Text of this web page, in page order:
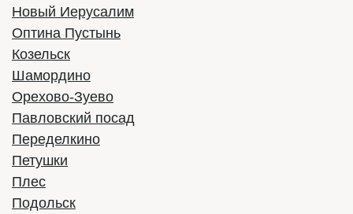
Новый Иерусалим
Оптина Пустынь
Козельск
Шамордино
Орехово-Зуево
Павловский посад
Переделкино
Петушки
Плес
Подольск